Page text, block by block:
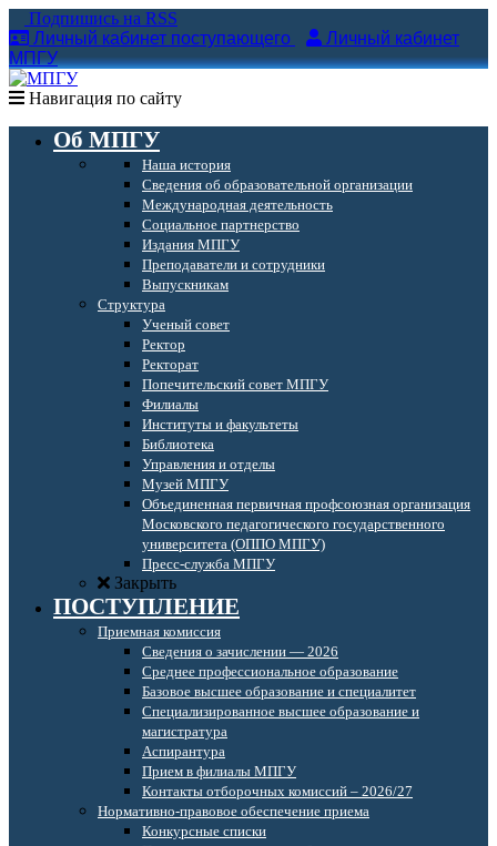
Подпишись на RSS
Личный кабинет поступающего
Личный кабинет
МПГУ
Навигация по сайту
Об МПГУ
Наша история
Сведения об образовательной организации
Международная деятельность
Социальное партнерство
Издания МПГУ
Преподаватели и сотрудники
Выпускникам
Структура
Ученый совет
Ректор
Ректорат
Попечительский совет МПГУ
Филиалы
Институты и факультеты
Библиотека
Управления и отделы
Музей МПГУ
Объединенная первичная профсоюзная организация
Московского педагогического государственного
университета (ОППО МПГУ)
Пресс-служба МПГУ
Закрыть
ПОСТУПЛЕНИЕ
Приемная комиссия
Сведения о зачислении — 2026
Среднее профессиональное образование
Базовое высшее образование и специалитет
Специализированное высшее образование и
магистратура
Аспирантура
Прием в филиалы МПГУ
Контакты отборочных комиссий – 2026/27
Нормативно-правовое обеспечение приема
Конкурсные списки